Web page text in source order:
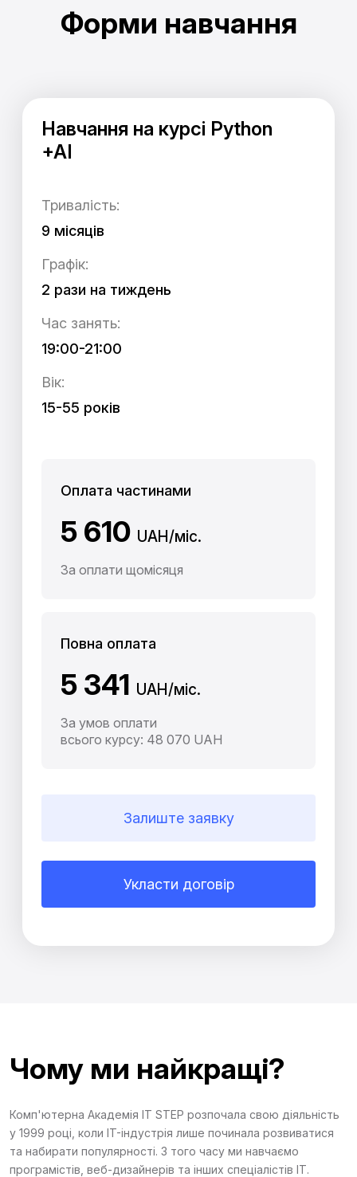
Форми навчання
Навчання на курсі Python
+AI
Графік:
2 рази на тиждень
Тривалість:
9 місяців
Вік:
15-55 років
Час занять:
19:00-21:00
Оплата частинами
5 610 UAH/міс.
За оплати щомісяця
Повна оплата
5 341 UAH/міс.
За умов оплати
всього курсу: 48 070 UAH
Залиште заявку
Укласти договір
Чому ми найкращі?
Комп'ютерна Академія IT STEP розпочала свою діяльність
у 1999 році, коли IT-індустрія лише починала розвиватися
та набирати популярності. З того часу ми навчаємо
програмістів, веб-дизайнерів та інших спеціалістів ІТ.